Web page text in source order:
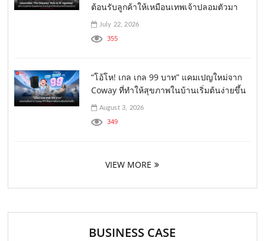
ต้อนรับลูกค้าให้เหมือนเทพเจ้าปลอมตัวมา
July 22, 2026
355
“โอ้โห! เกล เกล 99 บาท” แคมเปญใหม่จาก
Coway ที่ทำให้สุขภาพในบ้านเริ่มต้นง่ายขึ้น
August 3, 2026
349
VIEW MORE
BUSINESS CASE